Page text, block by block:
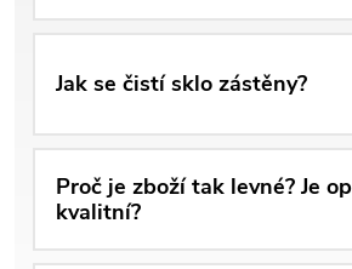
Jak se čistí sklo zástěny?
Proč je zboží tak levné? Je
kvalitní?